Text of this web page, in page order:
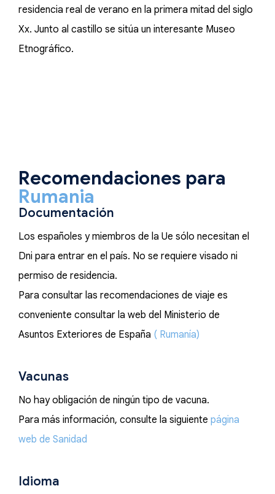
residencia real de verano en la primera mitad del siglo
Xx. Junto al castillo se sitúa un interesante Museo
Etnográfico.
Recomendaciones para
Rumania
Documentación
Los españoles y miembros de la Ue sólo necesitan el
Dni para entrar en el país. No se requiere visado ni
permiso de residencia.
Para consultar las recomendaciones de viaje es
conveniente consultar la web del Ministerio de
Asuntos Exteriores de España ( Rumanía)
Vacunas
No hay obligación de ningún tipo de vacuna.
Para más información, consulte la siguiente página
web de Sanidad
Idioma